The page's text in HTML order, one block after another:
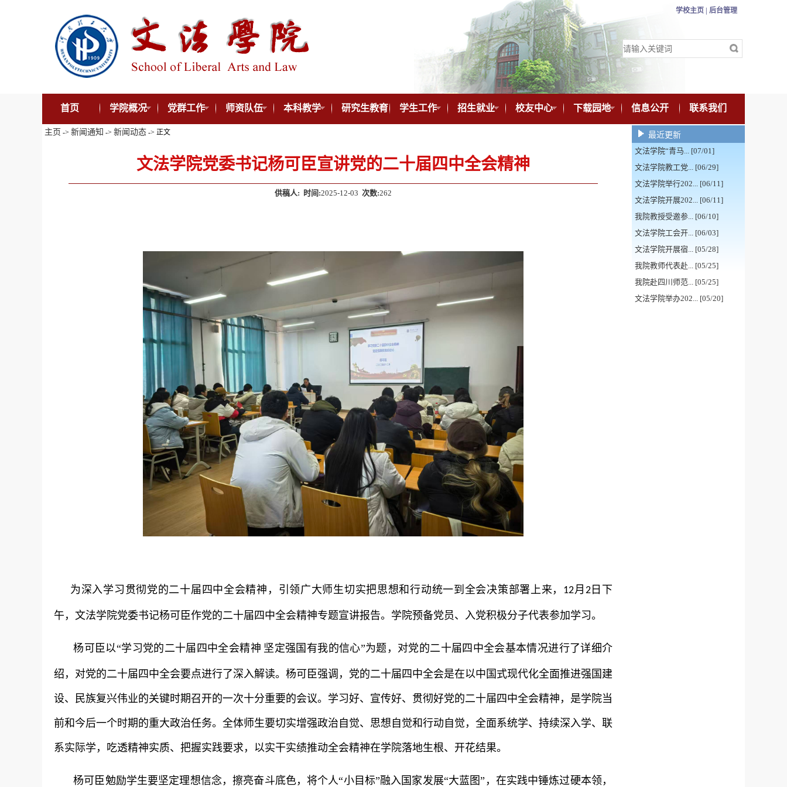
学校主页 | 后台管理
首页 学院概况 党群工作 师资队伍 本科教学 研究生教育 学生工作 招生就业 校友中心 下载园地 信息公开 联系我们
主页 -> 新闻通知 -> 新闻动态 -> 正文
文法学院党委书记杨可臣宣讲党的二十届四中全会精神
供稿人: 时间:2025-12-03 次数:262
为深入学习贯彻党的二十届四中全会精神，引领广大师生切实把思想和行动统一到全会决策部署上来， 12月 2日下
午，文法学院党委书记杨可臣作党的二十届四中全会精神专题宣讲报告。学院预备党员、入党积极分子代表参加学习。
杨可臣以“学习党的二十届四中全会精神 坚定强国有我的信心”为题，对党的二十届四中全会基本情况进行了详细介
绍，对党的二十届四中全会要点进行了深入解读。杨可臣强调，党的二十届四中全会是在以中国式现代化全面推进强国建
设、民族复兴伟业的关键时期召开的一次十分重要的会议。学习好、宣传好、贯彻好党的二十届四中全会精神，是学院当
前和今后一个时期的重大政治任务。全体师生要切实增强政治自觉、思想自觉和行动自觉，全面系统学、持续深入学、联
系实际学，吃透精神实质、把握实践要求，以实干实绩推动全会精神在学院落地生根、开花结果。
杨可臣勉励学生要坚定理想信念，擦亮奋斗底色，将个人“小目标”融入国家发展“大蓝图”，在实践中锤炼过硬本领，
最近更新
文法学院“青马... [07/01]
文法学院教工党... [06/29]
文法学院举行202... [06/11]
文法学院开展202... [06/11]
我院教授受邀参... [06/10]
文法学院工会开... [06/03]
文法学院开展宿... [05/28]
我院教师代表赴... [05/25]
我院赴四川师范... [05/25]
文法学院举办202... [05/20]